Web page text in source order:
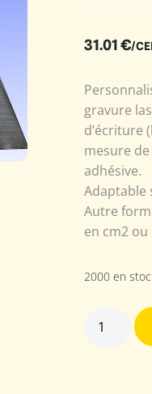
31.01€/
gravure
d’écriture
mesure
adhésive.
Adaptable
Autre
en cm2
2000 en